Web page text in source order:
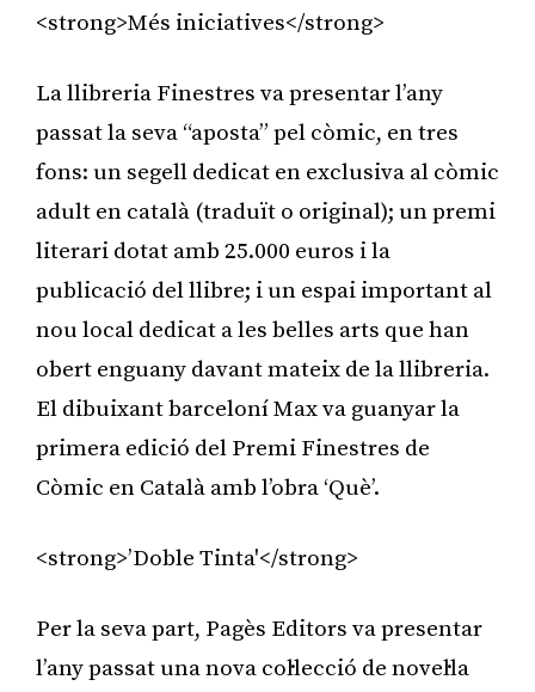
<strong>Més iniciatives</strong>
La llibreria Finestres va presentar l’any
passat la seva “aposta” pel còmic, en tres
fons: un segell dedicat en exclusiva al còmic
adult en català (traduït o original); un premi
literari dotat amb 25.000 euros i la
publicació del llibre; i un espai important al
nou local dedicat a les belles arts que han
obert enguany davant mateix de la llibreria.
El dibuixant barceloní Max va guanyar la
primera edició del Premi Finestres de
Còmic en Català amb l’obra ‘Què’.
<strong>’Doble Tinta'</strong>
Per la seva part, Pagès Editors va presentar
l’any passat una nova col·lecció de novel·la